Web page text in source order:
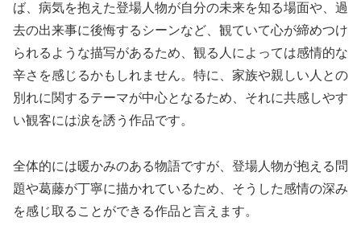
ば、病気を抱えた登場人物が自分の未来を知る場面や、過
去の出来事に後悔するシーンなど、観ていて心が締めつけ
られるような描写があるため、観る人によっては感情的な
辛さを感じるかもしれません。特に、家族や親しい人との
別れに関するテーマが中心となるため、それに共感しやす
い観客には涙を誘う作品です。
全体的には暖かみのある物語ですが、登場人物が抱える問
題や葛藤が丁寧に描かれているため、そうした感情の深み
を感じ取ることができる作品と言えます。